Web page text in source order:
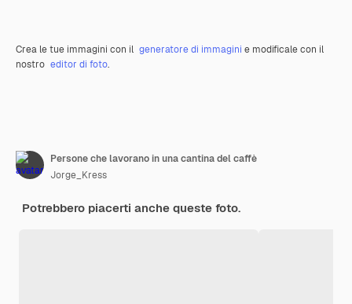
Crea le tue immagini con il generatore di immagini e modificale con il
nostro editor di foto.
Persone che lavorano in una cantina del caffè
Jorge_Kress
Potrebbero piacerti anche queste foto.